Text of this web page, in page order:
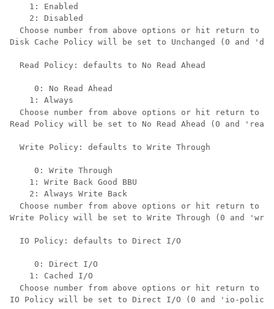
    1: Enabled
    2: Disabled
Choose number from above options or hit return to
Disk Cache Policy will be set to
  Read Policy: defaults to No Read Ahead
     0: No Read Ahead
    1: Always
Choose number from above options or hit return to
Read Policy will be set to No Read Ahead (0 and
  Write Policy: defaults to Write Through
     0: Write Through
    1: Write Back Good BBU
    2: Always Write Back
Choose number from above options or hit return to
Write Policy will be set to Write Through (0 and
  IO Policy: defaults to Direct I/O
     0: Direct I/O
    1: Cached I/O
Choose number from above options or hit return to
IO Policy will be set to Direct I/O (0 and 'io-